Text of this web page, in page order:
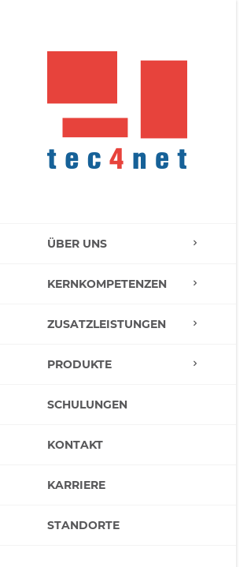
ÜBER UNS
KERNKOMPETENZEN
ZUSATZLEISTUNGEN
PRODUKTE
SCHULUNGEN
KONTAKT
KARRIERE
STANDORTE